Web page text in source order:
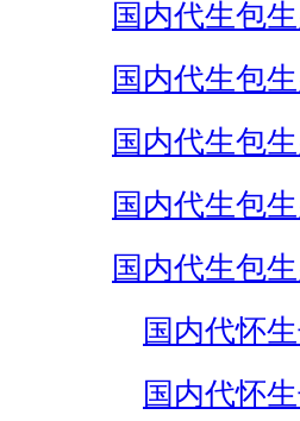
国内代生包
国内代生包
国内代生包
国内代生包
国内代生包
国内代怀
国内代怀